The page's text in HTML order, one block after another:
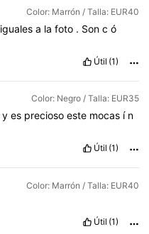
Color: Marrón / Talla: EUR40
iguales a la foto . Son c ó
Útil (1)
Color: Negro / Talla: EUR35
y es precioso este mocas í n
Útil (1)
Color: Marrón / Talla: EUR40
Útil (1)